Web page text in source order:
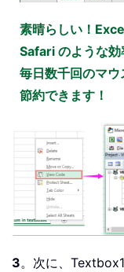
素晴らしい！
Safari のような効
毎日数千回のマ
節約できます！
3。次に、